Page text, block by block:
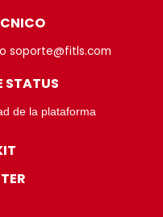
soporte@fitls.com
STATUS
de la plataforma